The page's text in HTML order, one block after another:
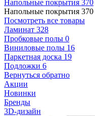
Напольные покрытия 370
Напольные покрытия 370
Посмотреть все товары
Ламинат 328
Пробковые полы 0
Виниловые полы 16
Паркетная доска 19
Подложки 6
Вернуться обратно
Акции
Новинки
Бренды
3D-дизайн